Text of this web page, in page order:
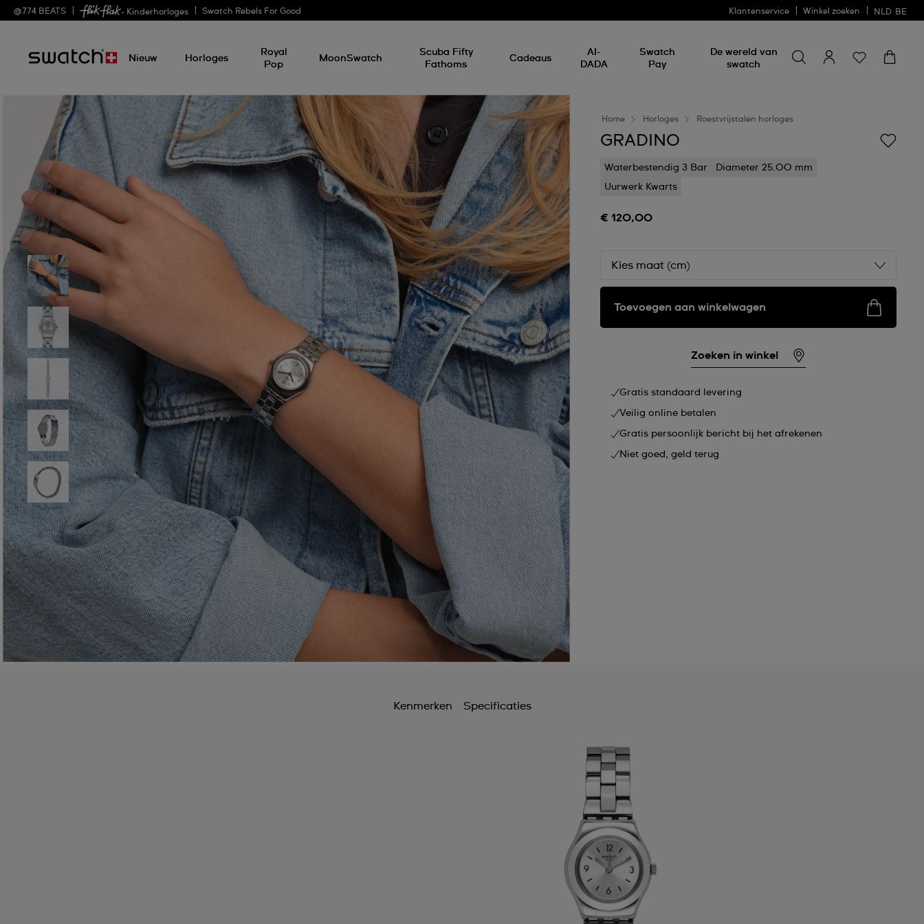
@ 774 BEATS - Kinderhorloges Swatch Rebels For Good Klantenservice Winkel zoeken NLD BE
Nieuw Horloges
Royal
Pop
MoonSwatch
Scuba Fifty
Fathoms
Cadeaus
AI-
DADA
Swatch
Pay
De wereld van
swatch
naar
iets
Home Horloges Roestvrijstalen horloges
GRADINO
Waterbestendig 3 Bar
Diameter 25.00 mm
Uurwerk Kwarts
€ 120,00
Kies maat (cm)
Toevoegen aan winkelwagen
Zoeken in winkel
Gratis standaard levering
Veilig online betalen
Gratis persoonlijk bericht bij het afrekenen
Niet goed, geld terug
Kenmerken Specificaties